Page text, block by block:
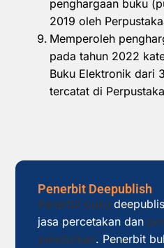
penghargaan buku
2019 oleh
Memperoleh
pada tahun 2022
Buku Elektronik dari
tercatat di
Penerbit Deepublish
Penerbit buku
jasa percetakan dan
pendidikan. Penerbit